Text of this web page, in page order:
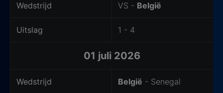
Wedstrijd VS - België
Uitslag 1 - 4
01 juli 2026
Wedstrijd België - Senegal